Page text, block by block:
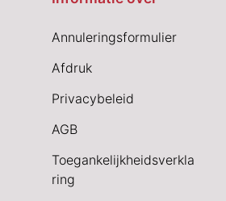
Annuleringsformulier
Afdruk
Privacybeleid
AGB
Toegankelijkheidsverkla
ring